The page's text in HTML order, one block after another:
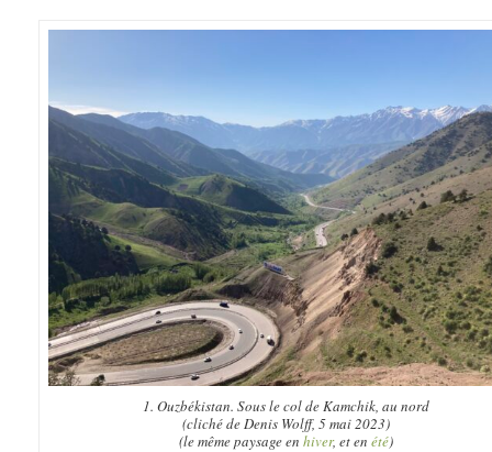
1. Ouzbékistan. Sous le col de Kamchik, au nord
(cliché de Denis Wolff, 5 mai 2023)
(le même paysage en hiver, et en été)